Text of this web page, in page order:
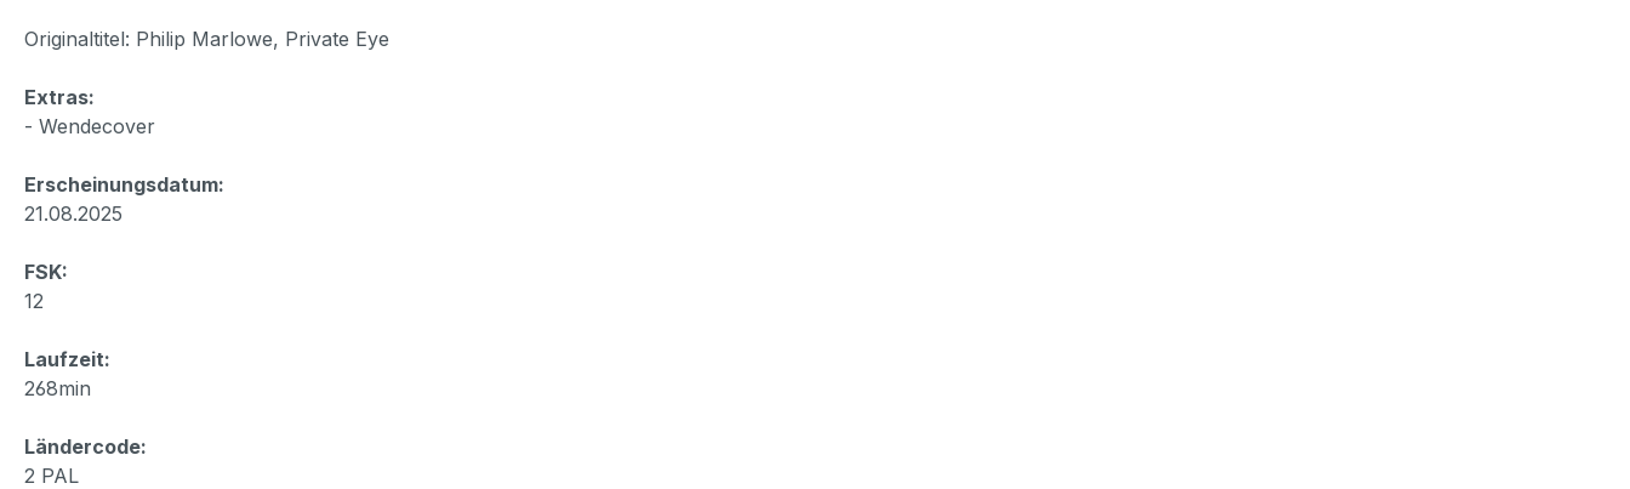
Originaltitel: Philip Marlowe, Private Eye
Extras:
- Wendecover
Erscheinungsdatum:
21.08.2025
FSK:
12
Laufzeit:
268min
Ländercode:
2 PAL